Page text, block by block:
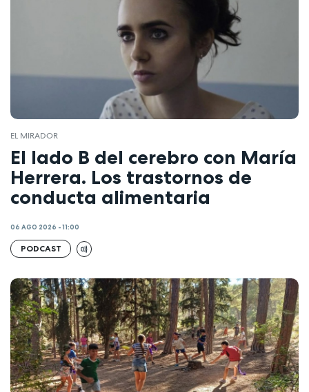
EL MIRADOR
El lado B del cerebro con María
Herrera. Los trastornos de
conducta alimentaria
06 AGO 2026 - 11:00
PODCAST